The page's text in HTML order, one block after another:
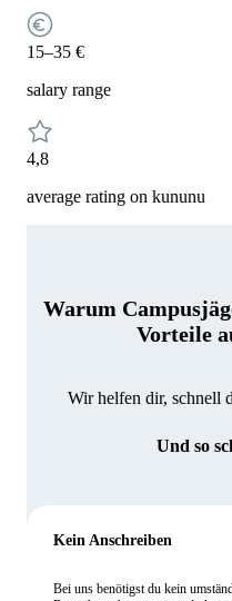
15–35 €
salary range
4,8
average rating on kununu
Warum
Vorteile
Wir helfen dir, schnell
Und so
Kein Anschreiben
Bei uns benötigst du kein